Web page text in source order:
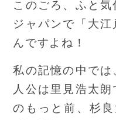
このごろ、ふと
ジャパンで「大
んですよね！
私の記憶の中で
人公は里見浩太
のもっと前、杉